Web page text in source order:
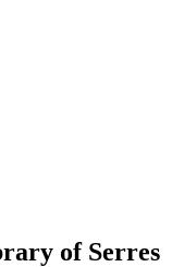
of Serres